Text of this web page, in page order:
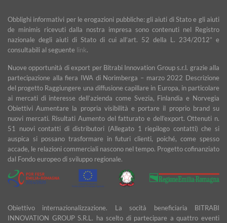
Obblighi informativi per le erogazioni pubbliche: gli aiuti di Stato e gli aiuti
de minimis ricevuti dalla nostra impresa sono contenuti nel Registro
nazionale degli aiuti di Stato di cui all’art. 52 della L. 234/2012” e
consultabili al seguente link.
Nuove opportunità di export per Bitrabi Innovation Group s.r.l. grazie alla
partecipazione alla fiera IWA di Norimberga – marzo 2022 Descrizione
del progetto Raggiungere una diffusione capillare in Europa, in particolare
ai mercati di interesse dell’azienda come Svezia, Finlandia e Norvegia
Obiettivi Aumentare la propria visibilità e portare il proprio brand su
nuovi mercati. Risultati Aumento del fatturato e dell’export. Ottenuti n.
51 nuovi contatti di distributori (Allegato 1 riepilogo contatti) che si
auspica si possano trasformare in futuri clienti, poiché, come spesso
accade, le relazioni commerciali nascono nel tempo. Progetto cofinanziato
dal Fondo europeo di sviluppo regionale.
Obiettivo internazionalizzazione. La socità beneficiaria BITRABI
INNOVATION GROUP S.R.L. ha scelto di partecipare a quattro eventi